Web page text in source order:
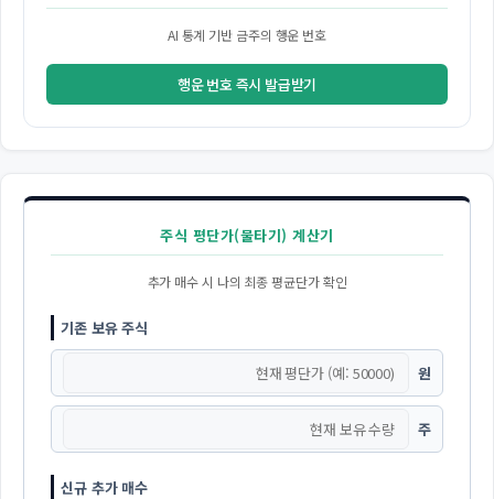
AI 통계 기반 금주의 행운 번호
행운 번호 즉시 발급받기
주식 평단가(물타기) 계산기
추가 매수 시 나의 최종 평균단가 확인
기존 보유 주식
원
주
신규 추가 매수